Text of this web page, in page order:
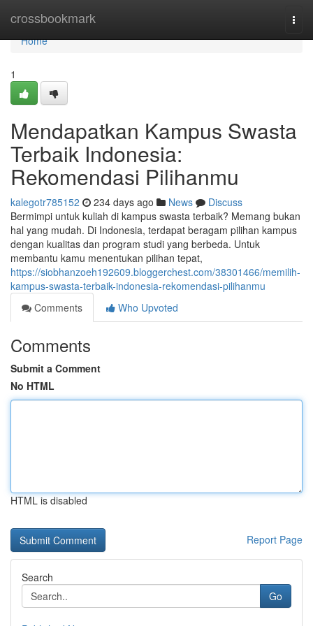
crossbookmark
Home
Home
1
Mendapatkan Kampus Swasta
Terbaik Indonesia:
Rekomendasi Pilihanmu
kalegotr785152 234 days ago News
Discuss
Bermimpi untuk kuliah di kampus swasta terbaik? Memang bukan
hal yang mudah. Di Indonesia, terdapat beragam pilihan kampus
dengan kualitas dan program studi yang berbeda. Untuk
membantu kamu menentukan pilihan tepat,
https://siobhanzoeh192609.bloggerchest.com/38301466/memilih-
kampus-swasta-terbaik-indonesia-rekomendasi-pilihanmu
Comments
Who Upvoted
Comments
Submit a Comment
No HTML
HTML is disabled
Report Page
Search
Go